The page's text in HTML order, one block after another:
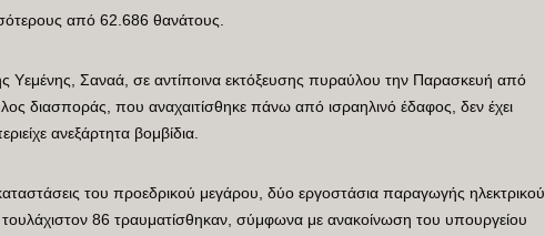
από 62.686 θανάτους.
Υεμένης, Σαναά, σε αντίποινα εκτόξευσης πυραύλου την Παρασκευή από
διασποράς, που αναχαιτίσθηκε πάνω από ισραηλινό έδαφος, δεν έχει
ανεξάρτητα βομβίδια.
του προεδρικού μεγάρου, δύο εργοστάσια παραγωγής ηλεκτρικού
86 τραυματίσθηκαν, σύμφωνα με ανακοίνωση του υπουργείου